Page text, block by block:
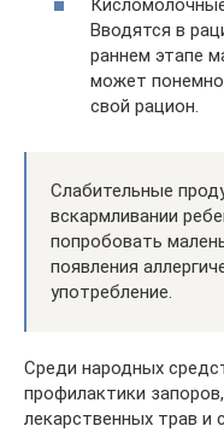
Вводятся в
раннем этапе
может
свой рацион.
Слабительные
вскармливании
попробовать
появления
употребление.
Среди народных
профилактики
лекарственных трав и